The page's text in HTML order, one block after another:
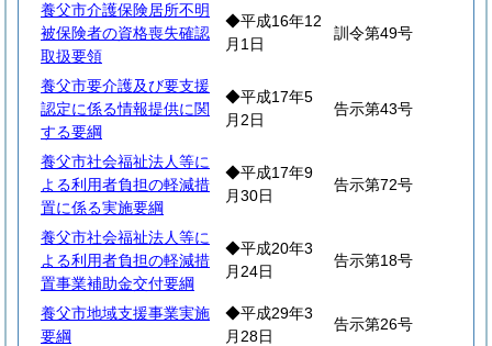
養父市介護保険居所不明
被保険者の資格喪失確認
取扱要領
◆平成16年12
月1日
訓令第49号
養父市要介護及び要支援
認定に係る情報提供に関
する要綱
◆平成17年5
月2日
告示第43号
養父市社会福祉法人等に
よる利用者負担の軽減措
置に係る実施要綱
◆平成17年9
月30日
告示第72号
養父市社会福祉法人等に
よる利用者負担の軽減措
置事業補助金交付要綱
◆平成20年3
月24日
告示第18号
養父市地域支援事業実施
要綱
◆平成29年3
月28日
告示第26号